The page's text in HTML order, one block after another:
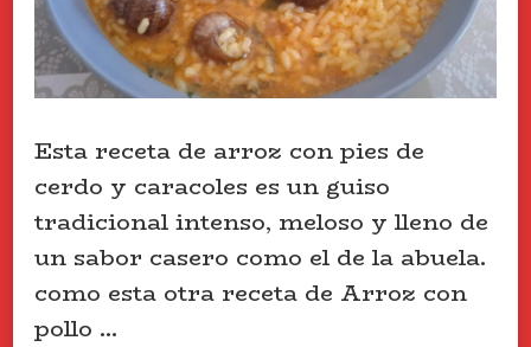
Esta receta de arroz con pies de
cerdo y caracoles es un guiso
tradicional intenso, meloso y lleno de
un sabor casero como el de la abuela.
como esta otra receta de Arroz con
pollo …